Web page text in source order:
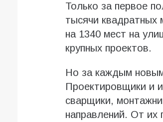
Только за первое
тысячи
на 1340 мест на
крупных проектов.
Но за каждым
Проектировщики и
сварщики,
направлений. От их